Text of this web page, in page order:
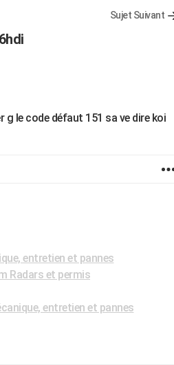
Sujet Suivant
g le code défaut 151 sa ve dire koi
entretien et pannes
Radars et permis
entretien et pannes